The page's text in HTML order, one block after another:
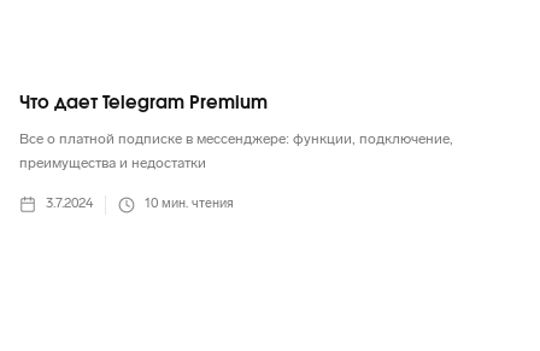
Что дает Telegram Premium
Все о платной подписке в мессенджере: функции, подключение,
преимущества и недостатки
3.7.2024 10 мин. чтения